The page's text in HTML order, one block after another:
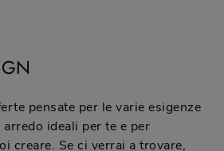
pensate per le varie esigenze
ideali per te e per
creare. Se ci verrai a trovare,